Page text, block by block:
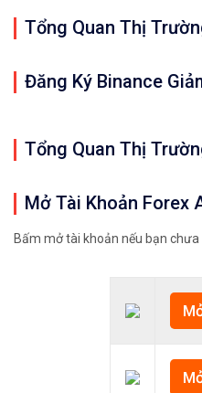
Tổng Quan Thị
Đăng Ký Binance
Tổng Quan Thị
Mở Tài Khoản Forex
Bấm mở tài khoản nếu bạn chưa